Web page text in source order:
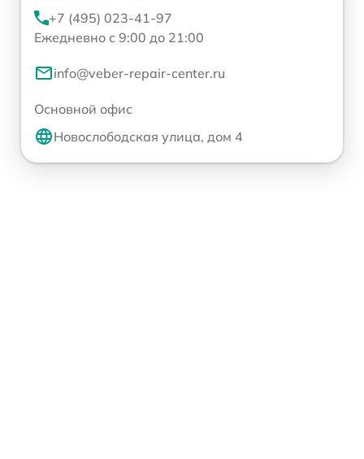
+7 (495) 023-41-97
Ежедневно с 9:00 до 21:00
info@veber-repair-center.ru
Основной офис
Новослободская улица, дом 4